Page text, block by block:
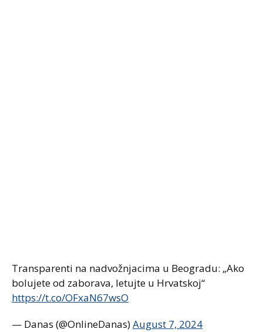
Transparenti na nadvožnjacima u Beogradu: „Ako
bolujete od zaborava, letujte u Hrvatskoj“
https://t.co/OFxaN67wsO
— Danas (@OnlineDanas)August 7, 2024